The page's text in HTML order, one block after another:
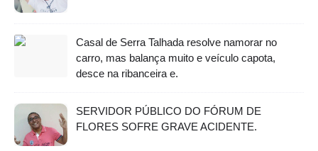
Casal de Serra Talhada resolve namorar no
carro, mas balança muito e veículo capota,
desce na ribanceira e.
SERVIDOR PÚBLICO DO FÓRUM DE
FLORES SOFRE GRAVE ACIDENTE.